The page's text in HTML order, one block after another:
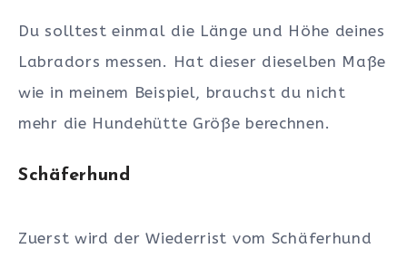
Du solltest einmal die Länge und Höhe deines
Labradors messen. Hat dieser dieselben Maße
wie in meinem Beispiel, brauchst du nicht
mehr die Hundehütte Größe berechnen.
Schäferhund
Zuerst wird der Wiederrist vom Schäferhund